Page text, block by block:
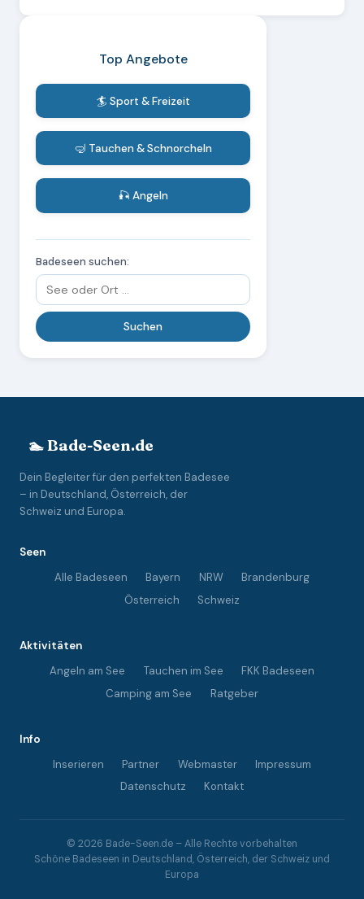
Top Angebote
🏄 Sport & Freizeit
🤿 Tauchen & Schnorcheln
🎣 Angeln
Badeseen suchen:
🏊 Bade-Seen.de
Dein Begleiter für den perfekten Badesee
– in Deutschland, Österreich, der
Schweiz und Europa.
Seen
Alle Badeseen
Bayern NRW
Brandenburg
Österreich
Schweiz
Aktivitäten
Angeln am See
Tauchen im See
FKK Badeseen
Camping am See
Ratgeber
Info
Inserieren
Partner Webmaster
Impressum
Datenschutz
Kontakt
© 2026 Bade-Seen.de – Alle Rechte vorbehalten
Schöne Badeseen in Deutschland, Österreich, der Schweiz und
Europa